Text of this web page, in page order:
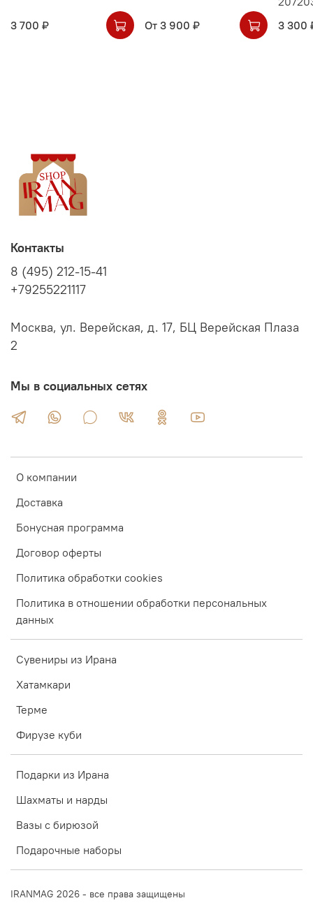
3 700 ₽ От 3 900 ₽
3 300
О компании
Доставка
Бонусная программа
Договор оферты
Политика обработки cookies
Политика в отношении обработки персональных
данных
Сувениры из Ирана
Хатамкари
Терме
Фирузе куби
Подарки из Ирана
Шахматы и нарды
Вазы с бирюзой
Подарочные наборы
Контакты
8 (495) 212-15-41
+79255221117
Москва, ул. Верейская, д. 17, БЦ Верейская Плаза
2
Мы в социальных сетях
IRANMAG 2026 - все права защищены